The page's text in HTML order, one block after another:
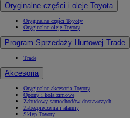
Oryginalne części i oleje Toyota
Oryginalne części Toyoty
Oryginalne oleje Toyoty
Program Sprzedaży Hurtowej Trade
Trade
Akcesoria
Oryginalne akcesoria Toyoty
Opony i koła zimowe
Zabudowy samochodów dostawczych
Zabezpieczenia i alarmy
Sklep Toyoty